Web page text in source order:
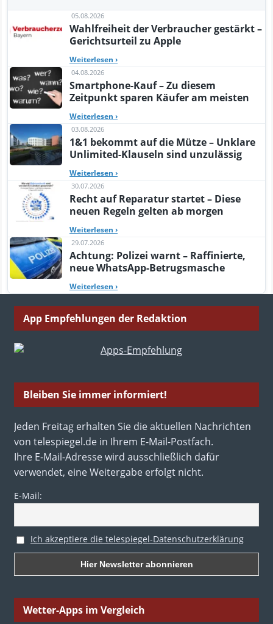
05.08.2026
Wahlfreiheit der Verbraucher gestärkt –
Gerichtsurteil zu Apple
Weiterlesen ›
04.08.2026
Smartphone-Kauf – Zu diesem
Zeitpunkt sparen Käufer am meisten
Weiterlesen ›
03.08.2026
1&1 bekommt auf die Mütze – Unklare
Unlimited-Klauseln sind unzulässig
Weiterlesen ›
30.07.2026
Recht auf Reparatur startet – Diese
neuen Regeln gelten ab morgen
Weiterlesen ›
29.07.2026
Achtung: Polizei warnt – Raffinierte,
neue WhatsApp-Betrugsmasche
Weiterlesen ›
App Empfehlungen der Redaktion
Bleiben Sie immer informiert!
Jeden Freitag erhalten Sie die aktuellen Nachrichten
von telespiegel.de in Ihrem E-Mail-Postfach.
Ihre E-Mail-Adresse wird ausschließlich dafür
verwendet, eine Weitergabe erfolgt nicht.
E-Mail:
Ich akzeptiere die telespiegel-Datenschutzerklärung
Wetter-Apps im Vergleich